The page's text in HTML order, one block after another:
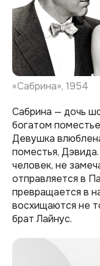
«Сабрина», 1954
Сабрина — дочь
богатом
Девушка
поместья,
человек, не
отправляется в
превращается в
восхищаются не
брат Лайнус.